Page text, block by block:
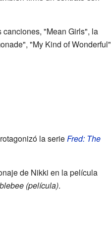
"Mean Girls", la
"My Kind of Wonderful"
la serieFred: The
de Nikki en la película
(película).